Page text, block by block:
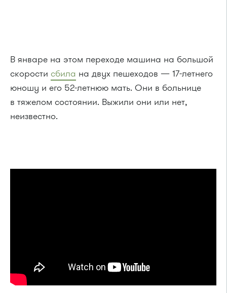
В январе на этом переходе машина на большой
скорости сбила на двух пешеходов — 17-летнего
юношу и его 52-летнюю мать. Они в больнице
в тяжелом состоянии. Выжили они или нет,
неизвестно.